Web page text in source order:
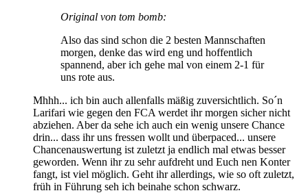
Original von tom bomb:
Also das sind schon die 2 besten Mannschaften
morgen, denke das wird eng und hoffentlich
spannend, aber ich gehe mal von einem 2-1 für
uns rote aus.
Mhhh... ich bin auch allenfalls mäßig zuversichtlich. So´n
Larifari wie gegen den FCA werdet ihr morgen sicher nicht
abziehen. Aber da sehe ich auch ein wenig unsere Chance
drin... dass ihr uns fressen wollt und überpaced... unsere
Chancenauswertung ist zuletzt ja endlich mal etwas besser
geworden. Wenn ihr zu sehr aufdreht und Euch nen Konter
fangt, ist viel möglich. Geht ihr allerdings, wie so oft zuletzt,
früh in Führung seh ich beinahe schon schwarz.